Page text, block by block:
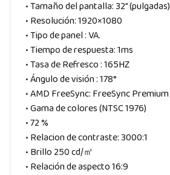
• Tamaño del pantalla: 32″ (pulgadas)
• Resolución: 1920×1080
• Tipo de panel : VA.
• Tiempo de respuesta: 1ms
• Tasa de Refresco : 165HZ
• Ángulo de visión : 178°
• AMD FreeSync: FreeSync Premium
• Gama de colores (NTSC 1976)
• 72 %
• Relacion de contraste: 3000:1
• Brillo 250 cd/㎡
• Relación de aspecto 16:9